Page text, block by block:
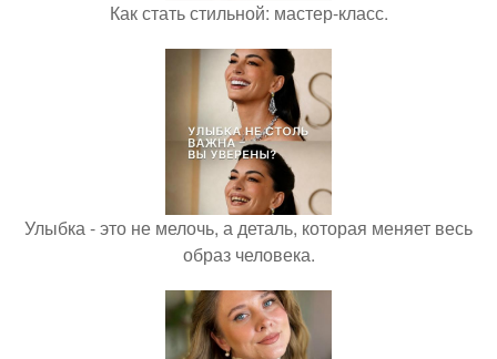
Как стать стильной: мастер-класс.
Улыбка - это не мелочь, а деталь, которая меняет весь
образ человека.